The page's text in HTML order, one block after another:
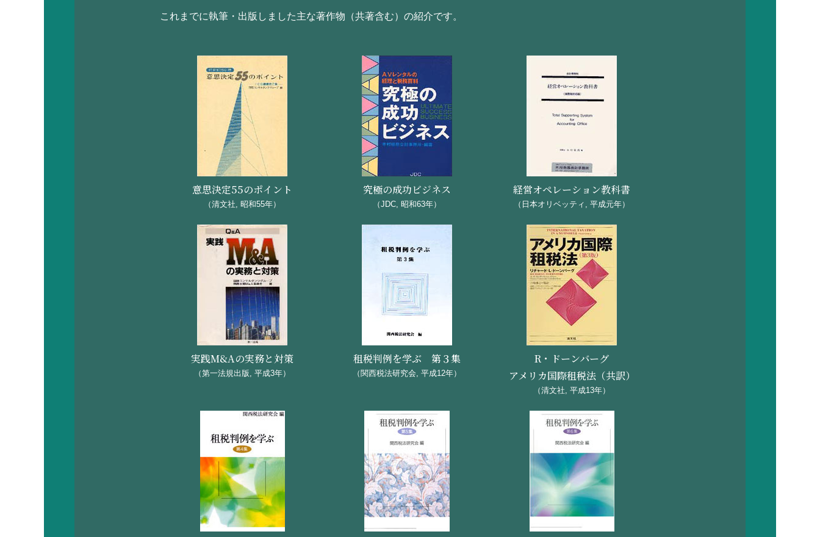
平成20年6月「 米国版 孫子の特徴と分析—MBA教科書 Sun Tzu and The Art of Business—を題材にして
平成19年11月 「今年のラストチャンス『贈与と税金』−実例による試算−＜贈与 part2＞」（日本ヘルス江坂ビ
ル会議室）
平成19年9月「事業承継の準備は何から始めるか＜ 贈与パート２＞」（日本ヘルス江坂ビル会議室）
平成19年3月「『事業継続』の要件とは—中小企業の転換期・廃業期を生き残るために—」（日本ヘルス江坂ビ
ル会議室）
平成16年12月「質問検査権の適法要件について」（青税・竹の子会）
平成16年12月「税務調査のポイント」（日本ヘルス江坂ビル会議室）
平成16年1月「経営者に役立つ法改正の知識」（東京三菱 経営者懇話会）
平成15年11月「いろいろな企業金融」（北区印刷業組合）
平成15年10月「資金調達のしくみ」（吹田商工会議所）
平成15年8月「直接金融の具体的な方法」（吹田さんくす）
平成15年7月「相続時精算課税制度」（吹田さんくす）
平成15年5月「財務諸表の見方」（JMS）
平成13年11月「公営企業の会計システム」（同志社大学）
これまでに執筆・出版しました主な著作物（共著含む）の紹介です。
意思決定55のポイント
（清文社, 昭和55年）
究極の成功ビジネス
（JDC, 昭和63年）
経営オペレーション教科書
（日本オリベッティ, 平成元年）
実践M&Aの実務と対策
（第一法規出版, 平成3年）
租税判例を学ぶ 第３集
（関西税法研究会, 平成12年）
R・ドーンバーグ
アメリカ国際租税法（共訳）
（清文社, 平成13年）